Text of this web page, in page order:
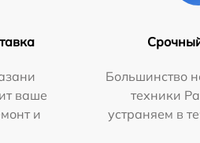
ваше
и
Большинство
техники
устраняем в